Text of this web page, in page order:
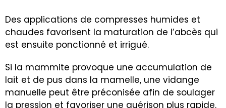
Des applications de compresses humides et
chaudes favorisent la maturation de l’abcès qui
est ensuite ponctionné et irrigué.
Si la mammite provoque une accumulation de
lait et de pus dans la mamelle, une vidange
manuelle peut être préconisée afin de soulager
la pression et favoriser une guérison plus rapide.